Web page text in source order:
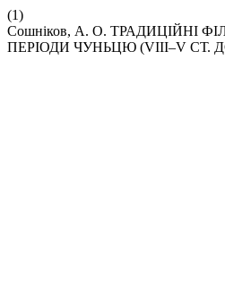
(1)
Сошніков, А. О. ТРАДИЦІЙНІ
ПЕРІОДИ ЧУНЬЦЮ (VIII–V СТ.